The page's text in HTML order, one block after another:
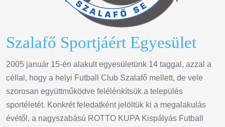
Szalafő Sportjáért Egyesület
2005 január 15-én alakult egyesületünk 14 taggal, azzal a
céllal, hogy a helyi Futball Club Szalafő mellett, de vele
szorosan együttműködve felélénkítsük a település
sportéletét. Konkrét feledatként jelöltük ki a megalakulás
évétől, a nagyszabású ROTTO KUPA Kispályás Futball